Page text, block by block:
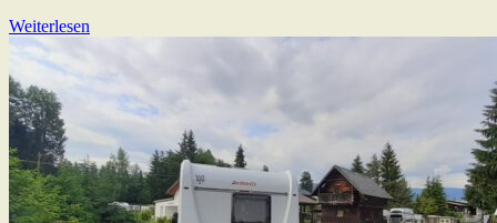
Weiterlesen